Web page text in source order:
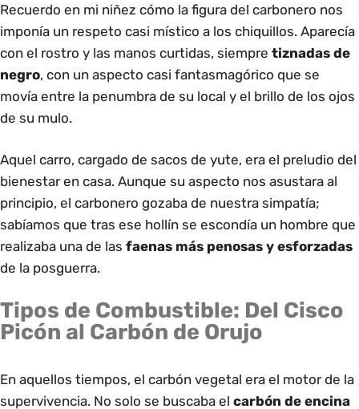
Recuerdo en mi niñez cómo la figura del carbonero nos
imponía un respeto casi místico a los chiquillos. Aparecía
con el rostro y las manos curtidas, siempre tiznadas de
negro, con un aspecto casi fantasmagórico que se
movía entre la penumbra de su local y el brillo de los ojos
de su mulo.
Aquel carro, cargado de sacos de yute, era el preludio del
bienestar en casa. Aunque su aspecto nos asustara al
principio, el carbonero gozaba de nuestra simpatía;
sabíamos que tras ese hollín se escondía un hombre que
realizaba una de las faenas más penosas y esforzadas
de la posguerra.
Tipos de Combustible: Del Cisco
Picón al Carbón de Orujo
En aquellos tiempos, el carbón vegetal era el motor de la
supervivencia. No solo se buscaba el carbón de encina